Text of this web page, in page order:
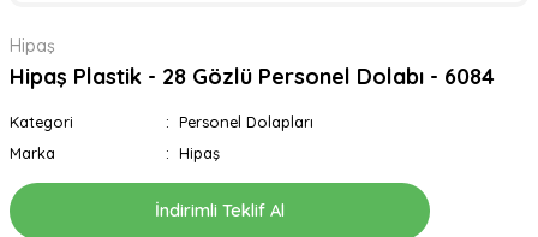
Hipaş
Hipaş Plastik - 28 Gözlü Personel Dolabı - 6084
Kategori
Personel Dolapları
Marka
Hipaş
İndirimli Teklif Al